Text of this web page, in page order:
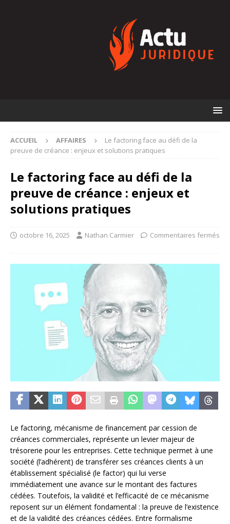
ACCUEIL AFFAIRES
Le factoring face au défi de la
preuve de créance : enjeux et solutions pratiques
Le factoring face au défi de la
preuve de créance : enjeux et
solutions pratiques
octobre 16, 2025 Nathan Carmier Commentaires fermés
Le factoring, mécanisme de financement par cession de
créances commerciales, représente un levier majeur de
trésorerie pour les entreprises. Cette technique permet à une
société (l’adhérent) de transférer ses créances clients à un
établissement spécialisé (le factor) qui lui verse
immédiatement une avance sur le montant des factures
cédées. Toutefois, la validité et l’efficacité de ce mécanisme
reposent sur un élément fondamental : la preuve de l’existence
et de la validité des créances cédées. Entre formalisme